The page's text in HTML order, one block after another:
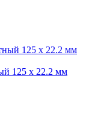
125 х 22.2 мм